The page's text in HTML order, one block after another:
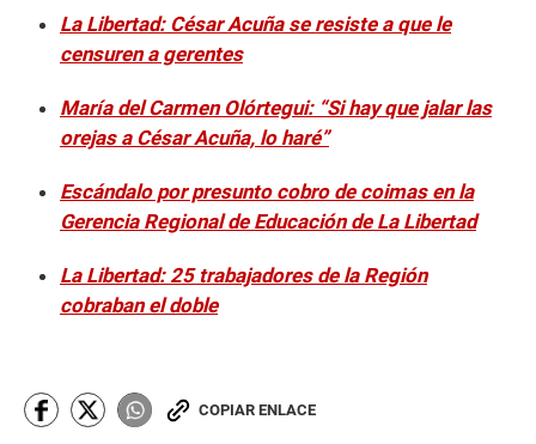
La Libertad: César Acuña se resiste a que le
censuren a gerentes
María del Carmen Olórtegui: “Si hay que jalar las
orejas a César Acuña, lo haré”
Escándalo por presunto cobro de coimas en la
Gerencia Regional de Educación de La Libertad
La Libertad: 25 trabajadores de la Región
cobraban el doble
COPIAR ENLACE